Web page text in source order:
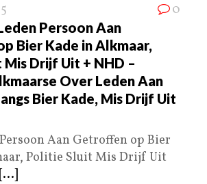
0
Persoon Aan
Bier Kade in Alkmaar,
Drijf Uit + NHD –
Over Leden Aan
Bier Kade, Mis Drijf Uit
Aan Getroffen op Bier
Politie Sluit Mis Drijf Uit
[...]